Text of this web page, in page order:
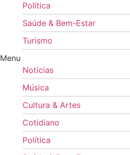
Política
Saúde & Bem-Estar
Turismo
Menu
Notícias
Música
Cultura & Artes
Cotidiano
Política